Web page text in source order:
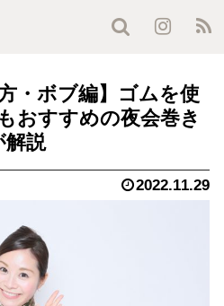
・ボブ編】ゴムを使
おすすめの夜会巻き
解説
2022.11.29